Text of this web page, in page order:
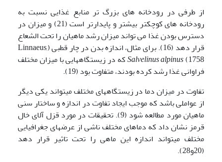
از طرفی در رودخانه های بزرگ تر منابع غذایی نسبت به
رودخانه های کوچکتر بیشتر و پایدارتر است (21) و میزان در
دسترس بودن غذا می تواند میزان رشد ماهیان را تحت الشعاع
قرار دهد (16). برای مثال، اندازه بدن در چار قطبی (Linnaeus,
1758)
Salvelinus alpinusکه در زیستگاههایی با میزان مختلف
فراوانی غذا رشد کرده بودند، متفاوت بود (19).
تفاوت در میزان دما در زیستگاههای مختلف می­تواند یکی دیگر
از عواملی باشد که موجب ایجاد تفاوت در اندازه و ساختار سنی
ماهیان مورد مطالعه شود (9). تحقیقات در مورد قزل آلای خال
قرمز نشان داد که دماهای مختلف ناشی از عرضهای جغرافیایی
مختلف می­تواند اندازه این ماهی را تحت تاثیر قرار دهد
(20و28).